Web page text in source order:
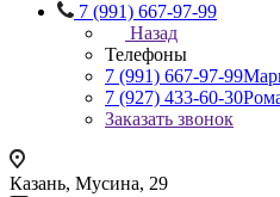
7 (991) 667-97-99
Назад
Телефоны
7 (991) 667-97-99
7 (927) 433-60-30
Заказать звонок
Казань, Мусина, 29